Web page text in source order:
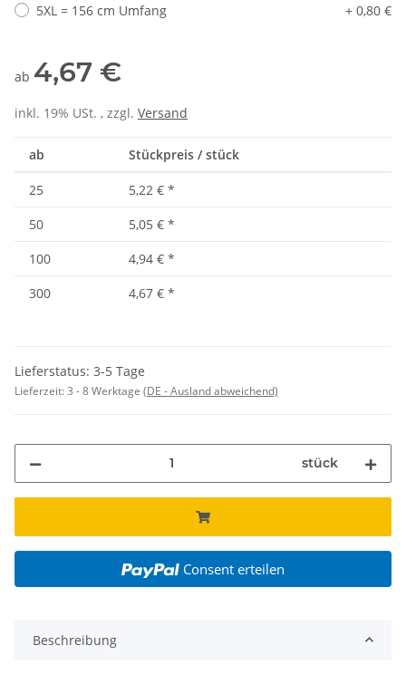
5XL = 156 cm Umfang
+ 0,80 €
ab 4,67 €
inkl. 19% USt. , zzgl. Versand
ab Stückpreis / stück
25 5,22 € *
50
5,05 € *
100
4,94 € *
300
4,67 € *
Lieferstatus: 3-5 Tage
Lieferzeit:3 - 8 Werktage (DE - Ausland abweichend)
stück
Consent erteilen
Beschreibung